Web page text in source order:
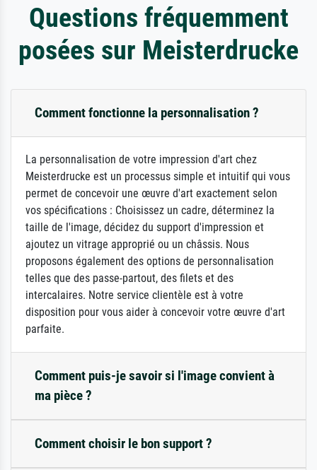
Questions fréquemment
posées sur Meisterdrucke
Comment fonctionne la personnalisation ?
La personnalisation de votre impression d'art chez
Meisterdrucke est un processus simple et intuitif qui vous
permet de concevoir une œuvre d'art exactement selon
vos spécifications : Choisissez un cadre, déterminez la
taille de l'image, décidez du support d'impression et
ajoutez un vitrage approprié ou un châssis. Nous
proposons également des options de personnalisation
telles que des passe-partout, des filets et des
intercalaires. Notre service clientèle est à votre
disposition pour vous aider à concevoir votre œuvre d'art
parfaite.
Comment puis-je savoir si l'image convient à
ma pièce ?
Comment choisir le bon support ?